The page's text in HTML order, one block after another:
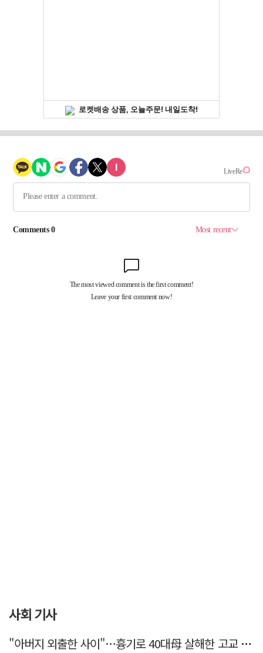
사회 기사
"아버지 외출한 사이"…흉기로 40대母 살해한 고교 자퇴생, 구속 기로에